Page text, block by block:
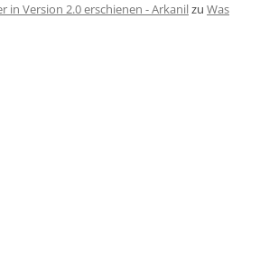
in Version 2.0 erschienen - Arkanilzu Was